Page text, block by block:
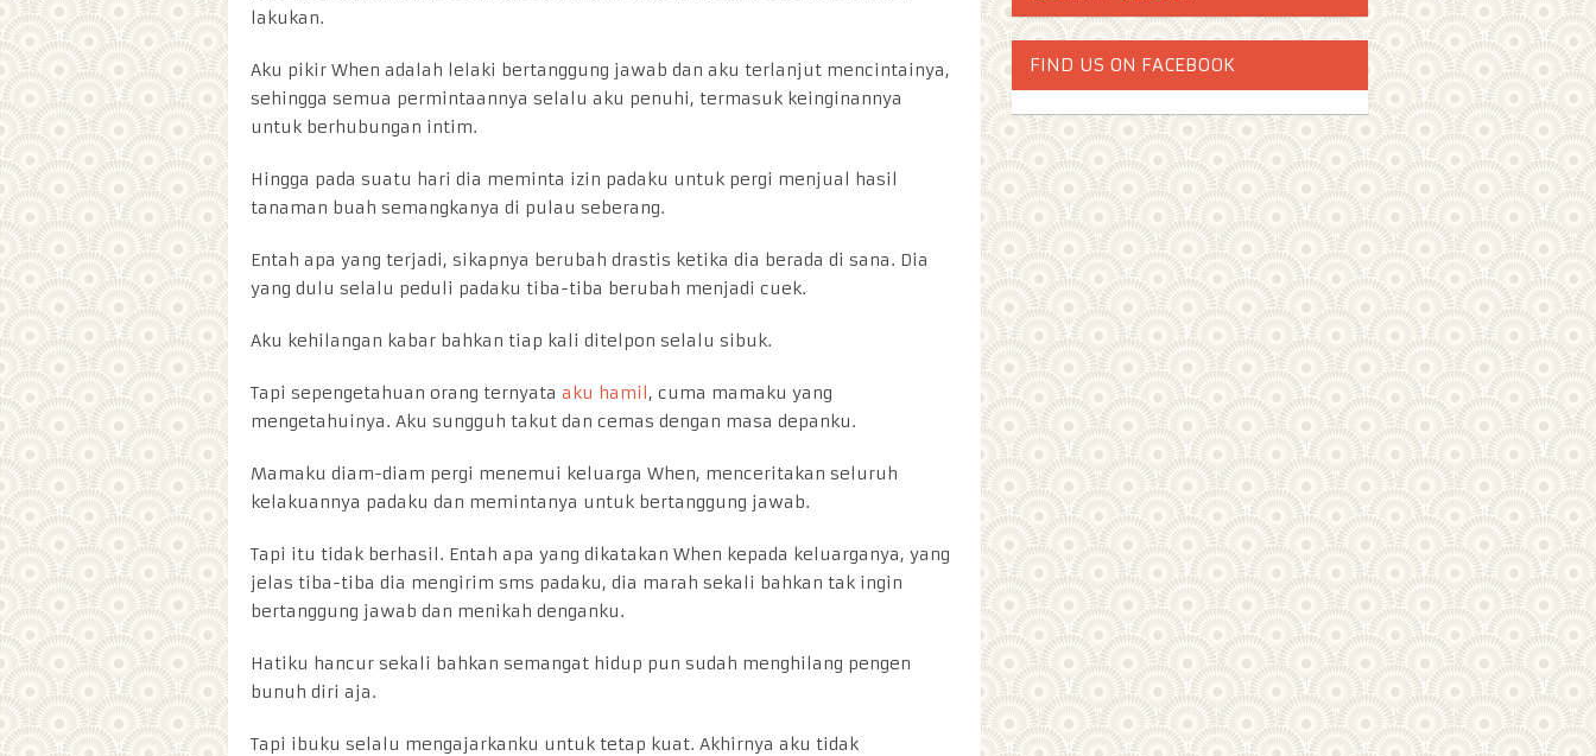
lakukan.
Aku pikir When adalah lelaki bertanggung jawab dan aku terlanjut mencintainya,
sehingga semua permintaannya selalu aku penuhi, termasuk keinginannya
untuk berhubungan intim.
Hingga pada suatu hari dia meminta izin padaku untuk pergi menjual hasil
tanaman buah semangkanya di pulau seberang.
Entah apa yang terjadi, sikapnya berubah drastis ketika dia berada di sana. Dia
yang dulu selalu peduli padaku tiba-tiba berubah menjadi cuek.
Aku kehilangan kabar bahkan tiap kali ditelpon selalu sibuk.
Tapi sepengetahuan orang ternyata aku hamil, cuma mamaku yang
mengetahuinya. Aku sungguh takut dan cemas dengan masa depanku.
Mamaku diam-diam pergi menemui keluarga When, menceritakan seluruh
kelakuannya padaku dan memintanya untuk bertanggung jawab.
Tapi itu tidak berhasil. Entah apa yang dikatakan When kepada keluarganya, yang
jelas tiba-tiba dia mengirim sms padaku, dia marah sekali bahkan tak ingin
bertanggung jawab dan menikah denganku.
Hatiku hancur sekali bahkan semangat hidup pun sudah menghilang pengen
bunuh diri aja.
Tapi ibuku selalu mengajarkanku untuk tetap kuat. Akhirnya aku tidak
FIND US ON FACEBOOK